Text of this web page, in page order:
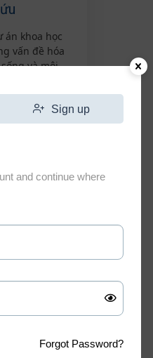
án khoa học
vấn đề hóa
và môi
xây dựng
hiện đại.
Sign up
and continue where
Forgot Password?